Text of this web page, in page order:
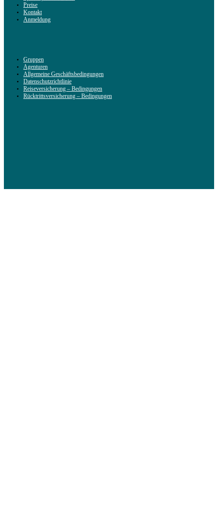
Preise
Kontakt
Anmeldung
Gruppen
Agenturen
Allgemeine Geschäftsbedingungen
Datenschutzrichtlinie
Reiseversicherung – Bedingungen
Rücktrittsversicherung – Bedingungen